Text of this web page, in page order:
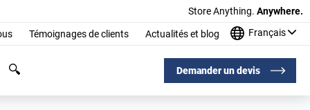
Store Anything. Anywhere.
Témoignages de clients Actualités et blog Français
Demander un devis